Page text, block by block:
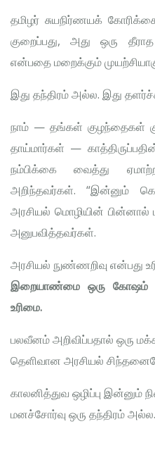
தமிழர் சுயநிர்ணயக்
குறைப்பது, அது ஒரு
என்பதை மறைக்கும்
இது தந்திரம் அல்ல. இது
நாம் — தங்கள் குழந்தைகள்
தாய்மார்கள் —
நம்பிக்கை வைத்து
அறிந்தவர்கள். “இன்னும்
அரசியல் மொழியின் பின்னால்
அனுபவித்தவர்கள்.
அரசியல் நுண்ணறிவு என்பது
இறையாண்மை ஒரு கோஷம்
உரிமை.
பலவீனம் அறிவிப்பதால் ஒரு
தெளிவான அரசியல்
காலனித்துவ ஒழிப்பு இன்னும்
மனச்சோர்வு ஒரு தந்திரம் அல்ல.